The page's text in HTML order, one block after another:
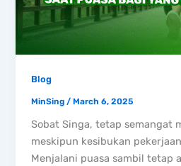
Blog
MinSing /March 6, 2025
Sobat Singa, tetap semangat
meskipun kesibukan
Menjalani puasa sambil tetap